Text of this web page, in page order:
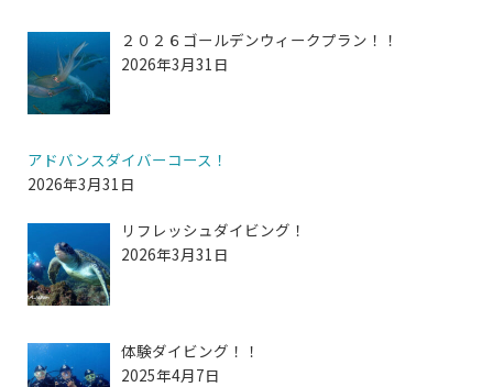
２０２６ゴールデンウィークプラン！！
2026年3月31日
アドバンスダイバーコース！
2026年3月31日
リフレッシュダイビング！
2026年3月31日
体験ダイビング！！
2025年4月7日